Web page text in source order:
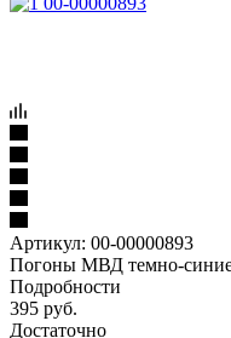
Артикул: 00-00000893
Погоны МВД темно-
Подробности
395 руб.
Достаточно